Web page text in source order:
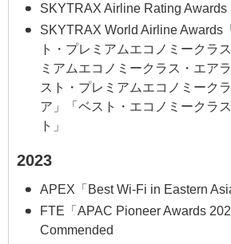
SKYTRAX Airline Rating Awards
SKYTRAX World Airline Awards
ト・プレミアムエコノミークラ
ミアムエコノミークラス・エア
スト・プレミアムエコノミーク
ア」「ベスト・エコノミークラ
ト」
2023
APEX「Best Wi-Fi in Eastern
FTE「APAC Pioneer Awards
Commended